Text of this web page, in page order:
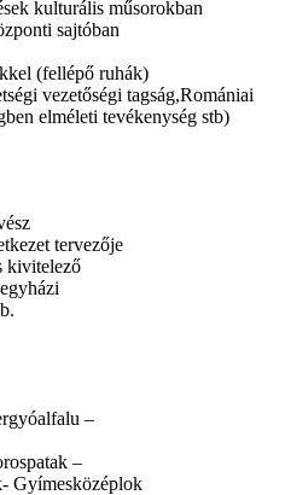
kulturális műsorokban
sajtóban
(fellépő ruhák)
vezetőségi tagság,Romániai
elméleti tevékenység stb)
tervezője
kivitelező
–
–
Gyímesközéplok